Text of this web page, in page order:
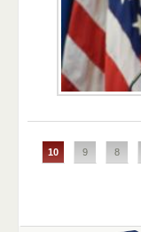
8
9
10